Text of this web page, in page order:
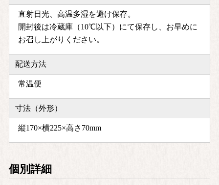
直射日光、高温多湿を避け保存。
開封後は冷蔵庫（10℃以下）にて保存し、お早めに
お召し上がりください。
配送方法
常温便
寸法（外形）
縦170×横225×高さ70mm
個別詳細